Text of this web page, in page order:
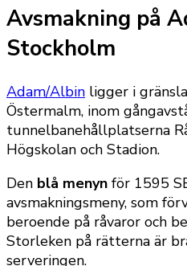
Avsmakning på
Stockholm
Adam/Albin ligger i
Östermalm, inom
tunnelbanehållplatserna
Högskolan och Stadion.
Den blå menyn för 1595
avsmakningsmeny, som
beroende på råvaror och
Storleken på rätterna är
serveringen.